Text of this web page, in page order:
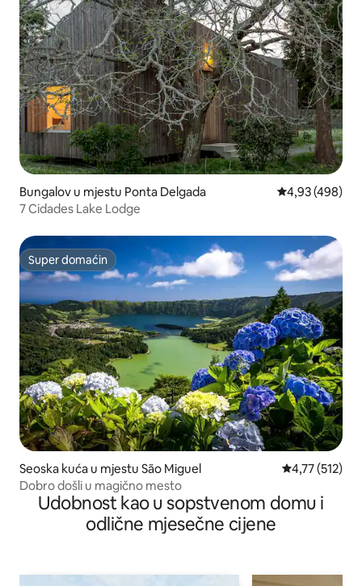
Bungalov u mjestu Ponta Delgada prosječna
4,93 (498)
7 Cidades Lake Lodge
Super domaćin
Super domaćin
Seoska kuća u mjestu São Miguel prosječna
4,77 (512)
Dobro došli u magično mesto
Udobnost kao u sopstvenom domu i
odlične mjesečne cijene